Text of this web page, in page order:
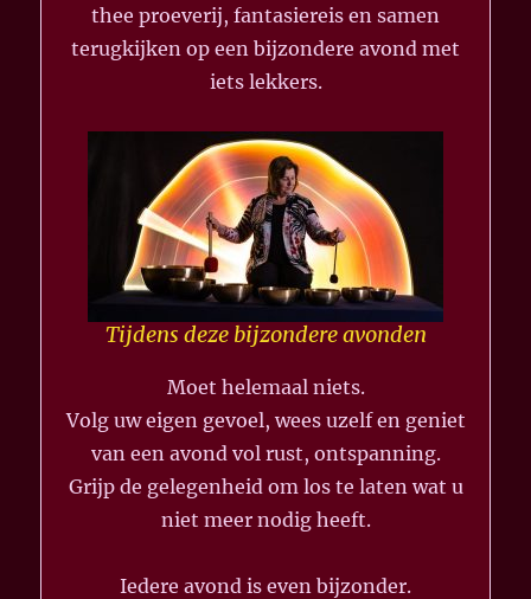
thee proeverij, fantasiereis en samen
terugkijken op een bijzondere avond met
iets lekkers.
Tijdens deze bijzondere avonden
Moet helemaal niets.
Volg uw eigen gevoel, wees uzelf en geniet
van een avond vol rust, ontspanning.
Grijp de gelegenheid om los te laten wat u
niet meer nodig heeft.
Iedere avond is even bijzonder.